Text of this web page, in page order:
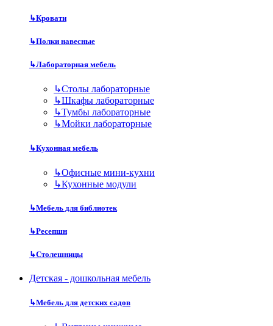
↳Кровати
↳Полки навесные
↳Лабораторная мебель
↳Столы лабораторные
↳Шкафы лабораторные
↳Тумбы лабораторные
↳Мойки лабораторные
↳Кухонная мебель
↳Офисные мини-кухни
↳Кухонные модули
↳Мебель для библиотек
↳Ресепшн
↳Столешницы
Детская - дошкольная мебель
↳Мебель для детских садов